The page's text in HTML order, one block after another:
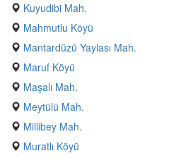
Kuyudibi Mah.
Mahmutlu Köyü
Mantardüzü Yaylası Mah.
Maruf Köyü
Maşalı Mah.
Meytülü Mah.
Millibey Mah.
Muratlı Köyü